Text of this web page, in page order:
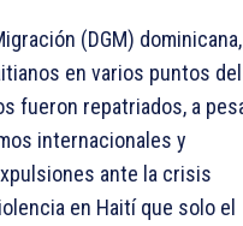
(DGM)
en varios puntos del
fueron repatriados, a
internacionales y
ante la crisis
en Haití que solo el